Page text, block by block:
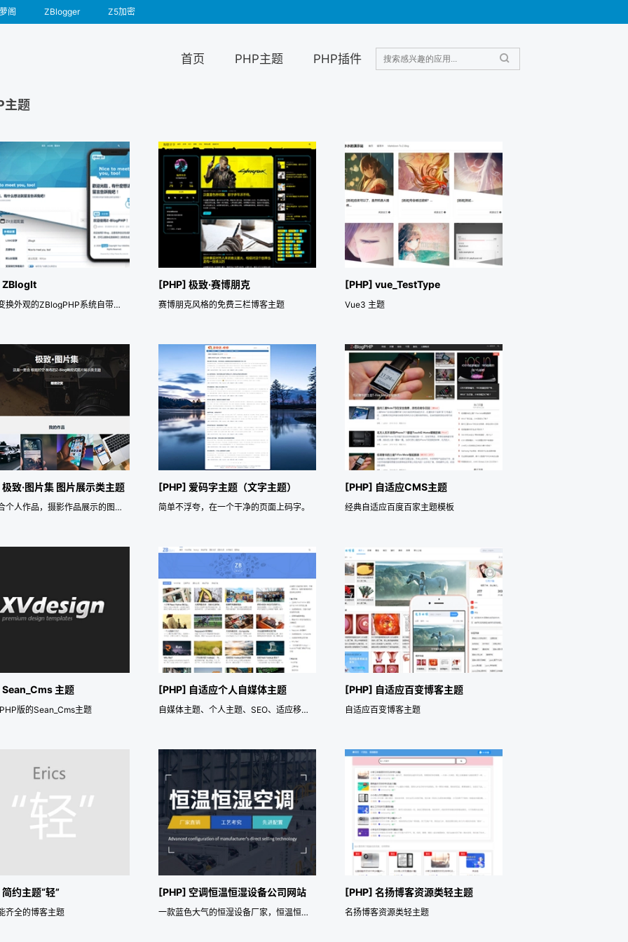
阁 ZBlogger Z5加密
首页 PHP主题 PHP插件
主题
ZBlogIt
可丰富变换外观的ZBlogPHP系统自带主题
[PHP] 极致·赛博朋克
赛博朋克风格的免费三栏博客主题
[PHP] vue_TestType
Vue3 主题
致·图片集 图片展示类主题
一套适合个人作品，摄影作品展示的图片集主题，自适应主题
[PHP] 爱码字主题（文字主题）
简单不浮夸，在一个干净的页面上码字。
[PHP] 自适应CMS主题
经典自适应百度百家主题模板
主题
版的Sean_Cms主题
[PHP] 自适应个人自媒体主题
自媒体主题、个人主题、SEO、适应移动端
[PHP] 自适应百变博客主题
自适应百变博客主题
约主题“轻”
齐全的博客主题
[PHP] 空调恒温恒湿设备公司网站
一款蓝色大气的恒湿设备厂家，恒温恒湿设备研发、生产与销售，空调环境设备公司官网响应式模板
[PHP] 名扬博客资源类轻主题
名扬博客资源类轻主题